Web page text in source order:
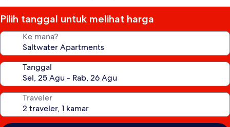
Pilih tanggal untuk melihat harga
Ke mana?
Tanggal
Traveler